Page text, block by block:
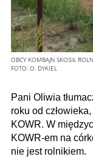
OBCY KOMBAJN SKOSIŁ
FOTO: O. DYKIEL
Pani Oliwia
roku od
KOWR. W
KOWR-em na
nie jest rolnikiem.